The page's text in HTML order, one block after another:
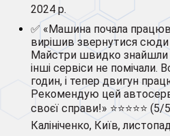
2024 р.
✅ «Машина почала
вирішив звернутися сюди
Майстри швидко знайшли
інші сервіси не помічали.
годин, і тепер двигун
Рекомендую цей
своєї справи!» ⭐⭐⭐⭐⭐
Калініченко, Київ,